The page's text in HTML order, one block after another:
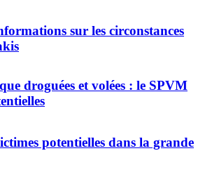
sur les circonstances
droguées et volées : le SPVM
potentielles dans la grande